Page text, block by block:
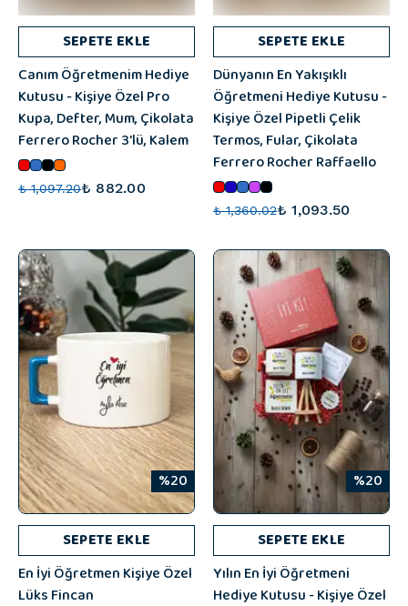
SEPETE EKLE
Canım Öğretmenim Hediye
Kutusu - Kişiye Özel Pro
Kupa, Defter, Mum, Çikolata
Ferrero Rocher 3'lü, Kalem
₺ 1,097.20₺ 882.00
SEPETE EKLE
Dünyanın En Yakışıklı
Öğretmeni Hediye Kutusu -
Kişiye Özel Pipetli Çelik
Termos, Fular, Çikolata
Ferrero Rocher Raffaello
₺ 1,360.02₺ 1,093.50
%20
SEPETE EKLE
En İyi Öğretmen Kişiye Özel
Lüks Fincan
%20
SEPETE EKLE
Yılın En İyi Öğretmeni
Hediye Kutusu - Kişiye Özel